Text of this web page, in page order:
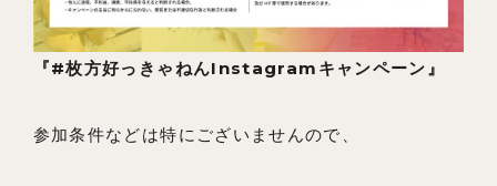
『#枚方好っきゃねんInstagramキャンペーン』
参加条件などは特にございませんので、